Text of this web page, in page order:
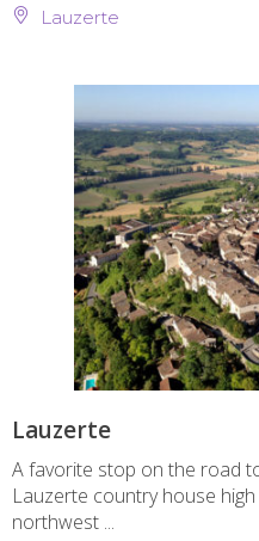
Lauzerte
Lauzerte
A favorite stop on the road
Lauzerte country house
northwest ...